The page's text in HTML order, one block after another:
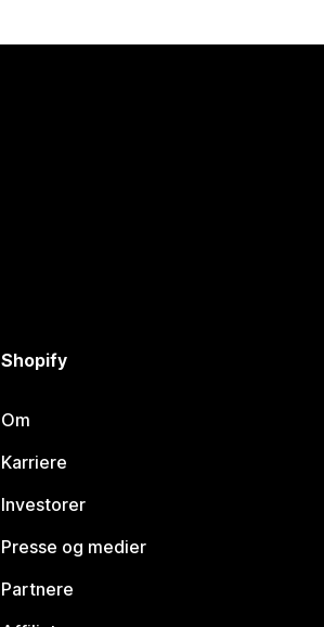
Shopify
Om
Karriere
Investorer
Presse og medier
Partnere